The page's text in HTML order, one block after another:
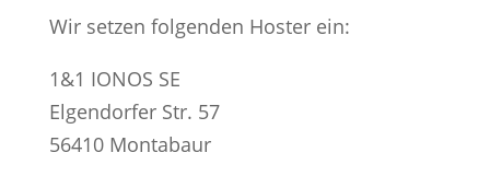
Wir setzen folgenden Hoster ein:
1&1 IONOS SE
Elgendorfer Str. 57
56410 Montabaur